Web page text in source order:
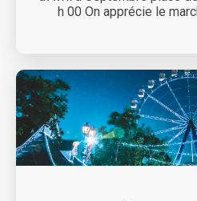
h 00 On apprécie le